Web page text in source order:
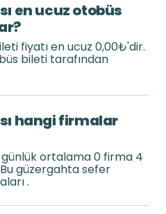
en ucuz otobüs
fiyatı en ucuz 0,00₺'dir.
bileti tarafından
hangi firmalar
günlük ortalama 0 firma 4
güzergahta sefer
.